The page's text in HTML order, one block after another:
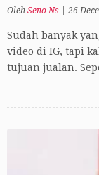
Oleh Seno Ns 26
Sudah banyak
video di IG, tapi
tujuan jualan.